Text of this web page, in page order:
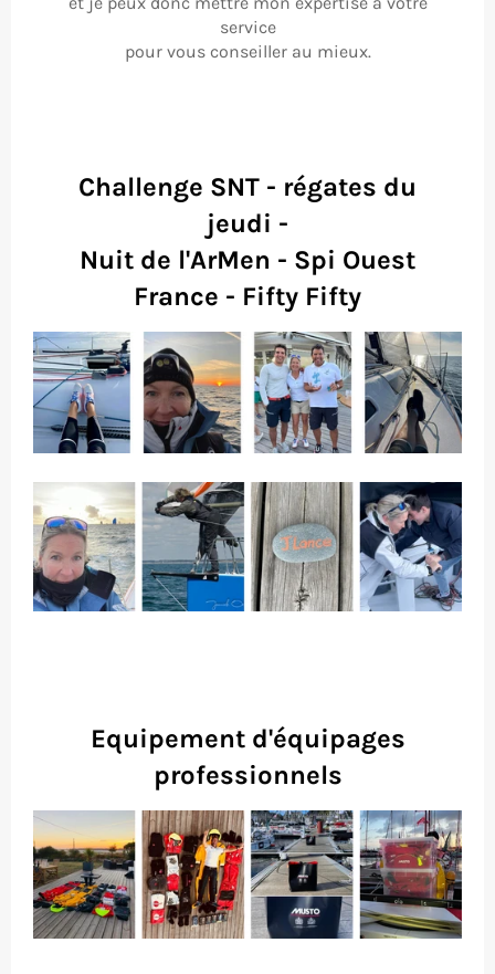
service
pour vous conseiller au mieux.
Challenge SNT - régates du
jeudi -
Nuit de l'ArMen - Spi Ouest
France - Fifty Fifty
Equipement d'équipages
professionnels